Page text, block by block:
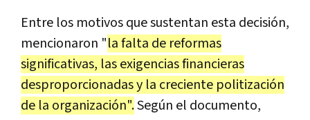
Entre los motivos que sustentan esta decisión,
mencionaron "la falta de reformas
significativas, las exigencias financieras
desproporcionadas y la creciente politización
de la organización".Según el documento,